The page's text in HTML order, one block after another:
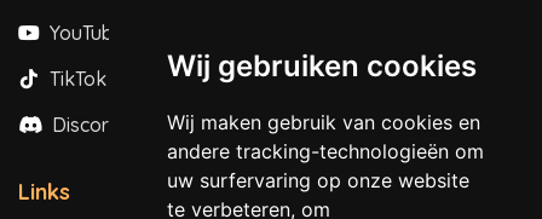
Wij gebruiken cookies
Wij maken gebruik van cookies en
andere tracking-technologieën om
uw surfervaring op onze website
te verbeteren, om
YouTube
TikTok
Discord
Links